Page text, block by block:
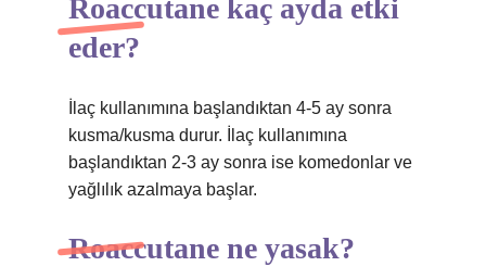
Roaccutane kaç ayda etki
eder?
İlaç kullanımına başlandıktan 4-5 ay sonra
kusma/kusma durur. İlaç kullanımına
başlandıktan 2-3 ay sonra ise komedonlar ve
yağlılık azalmaya başlar.
Roaccutane ne yasak?